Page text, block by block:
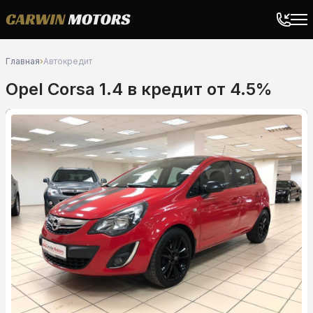
Главная›Автокредит
Opel Corsa 1.4 в кредит от 4.5%